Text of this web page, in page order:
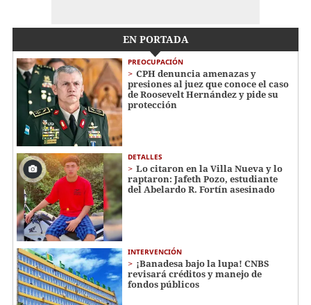
EN PORTADA
PREOCUPACIÓN
CPH denuncia amenazas y
presiones al juez que conoce el caso
de Roosevelt Hernández y pide su
protección
DETALLES
Lo citaron en la Villa Nueva y lo
raptaron: Jafeth Pozo, estudiante
del Abelardo R. Fortín asesinado
INTERVENCIÓN
¡Banadesa bajo la lupa! CNBS
revisará créditos y manejo de
fondos públicos